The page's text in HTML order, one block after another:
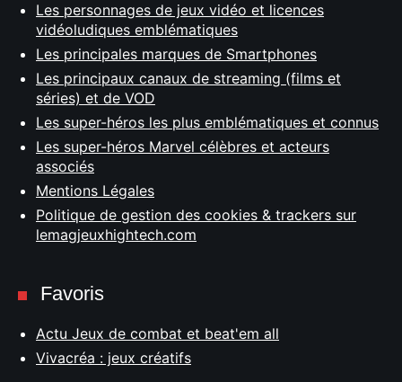
Les personnages de jeux vidéo et licences
vidéoludiques emblématiques
Les principales marques de Smartphones
Les principaux canaux de streaming (films et
séries) et de VOD
Les super-héros les plus emblématiques et connus
Les super-héros Marvel célèbres et acteurs
associés
Mentions Légales
Politique de gestion des cookies & trackers sur
lemagjeuxhightech.com
Favoris
Actu Jeux de combat et beat'em all
Vivacréa : jeux créatifs